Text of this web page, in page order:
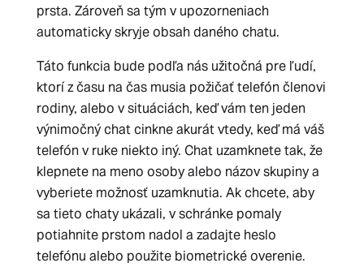
prsta. Zároveň sa tým v upozorneniach
automaticky skryje obsah daného chatu.
Táto funkcia bude podľa nás užitočná pre ľudí,
ktorí z času na čas musia požičať telefón členovi
rodiny, alebo v situáciách, keď vám ten jeden
výnimočný chat cinkne akurát vtedy, keď má váš
telefón v ruke niekto iný. Chat uzamknete tak, že
klepnete na meno osoby alebo názov skupiny a
vyberiete možnosť uzamknutia. Ak chcete, aby
sa tieto chaty ukázali, v schránke pomaly
potiahnite prstom nadol a zadajte heslo
telefónu alebo použite biometrické overenie.